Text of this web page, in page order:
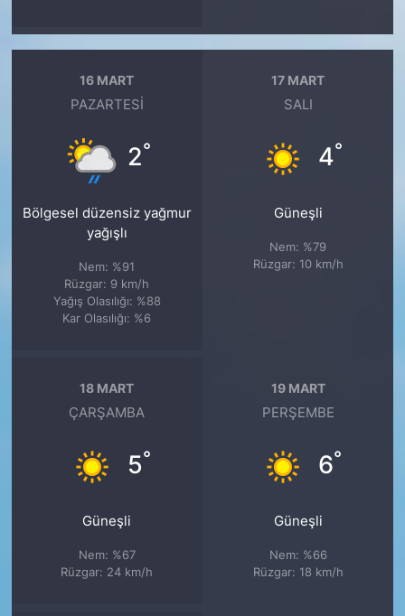
16 MART
PAZARTESI
2°
Bölgesel düzensiz yağmur
yağışlı
Nem: %91
Rüzgar: 9 km/h
Yağış Olasılığı: %88
Kar Olasılığı: %6
17 MART
SALI
4°
Güneşli
Nem: %79
Rüzgar: 10 km/h
18 MART
ÇARŞAMBA
5°
Güneşli
Nem: %67
Rüzgar: 24 km/h
19 MART
PERŞEMBE
6°
Güneşli
Nem: %66
Rüzgar: 18 km/h